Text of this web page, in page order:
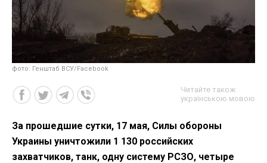
фото: Генштаб ВСУ/Facebook
Читайте також
українською мовою
За прошедшие сутки, 17 мая, Силы обороны
Украины уничтожили 1 130 российских
захватчиков, танк, одну систему РСЗО, четыре